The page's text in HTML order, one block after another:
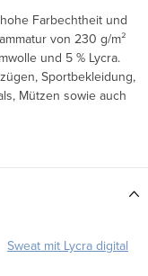
Farbechtheit und
von 230 g/m²
und 5 % Lycra.
Sportbekleidung,
Mützen sowie auch
Sweat mit Lycra digital